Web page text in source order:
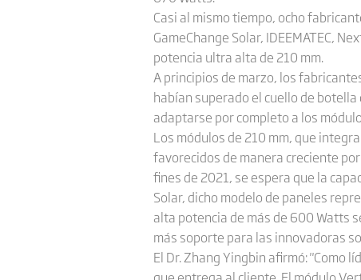
Casi al mismo tiempo, ocho
GameChange Solar, IDEEMATEC,
potencia ultra alta de 210 mm.
A principios de marzo, los
habían superado el cuello de
adaptarse por completo a los
Los módulos de 210 mm, que
favorecidos de manera creciente
fines de 2021, se espera que la
Solar, dicho modelo de paneles
alta potencia de más de 600 Watts
más soporte para las innovadoras
El Dr. Zhang Yingbin afirmó: "Como